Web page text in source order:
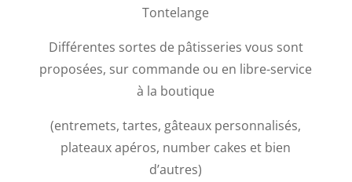
Tontelange
Différentes sortes de pâtisseries vous sont
proposées, sur commande ou en libre-service
à la boutique
(entremets, tartes, gâteaux personnalisés,
plateaux apéros, number cakes et bien
d’autres)